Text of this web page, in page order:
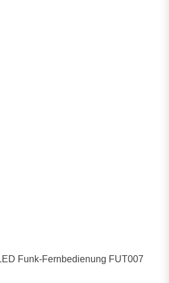
Funk-Fernbedienung FUT007